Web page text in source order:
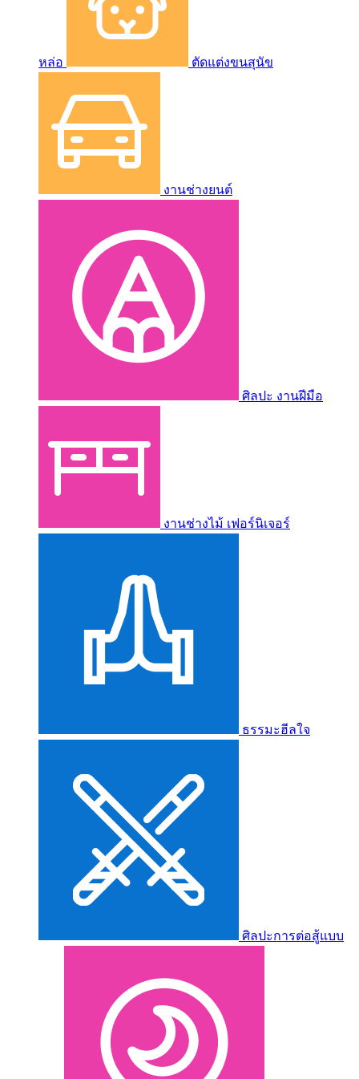
หล่อ ตัดแต่งขนสุนัข
งานช่างยนต์
ศิลปะ งานฝีมือ
งานช่างไม้ เฟอร์นิเจอร์
ธรรมะฮีลใจ
ศิลปะการต่อสู้แบบ